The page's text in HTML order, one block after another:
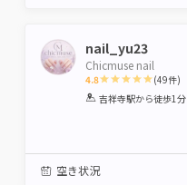
nail_yu23
Chicmuse nail
4.8
1 2 3 4 5
(49件)
吉祥寺駅から徒歩1分
空き状況